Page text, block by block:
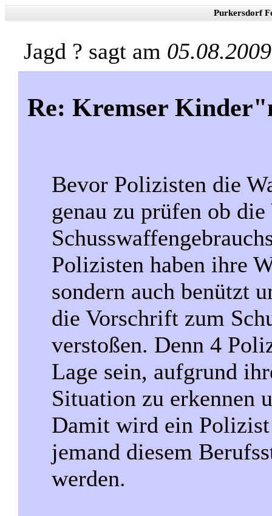
Purkersdorf
Jagd ? sagt am
Re: Kremser
Bevor Polizisten die
genau zu prüfen ob die
Polizisten haben ihre
sondern auch benützt
die Vorschrift zum
verstoßen. Denn 4
Lage sein, aufgrund
Situation zu erkennen
Damit wird ein
jemand diesem
werden.